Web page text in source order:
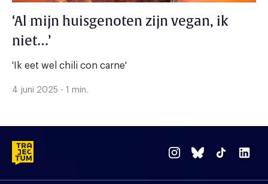
‘Al mijn huisgenoten zijn vegan, ik
niet…’
'Ik eet wel chili con carne'
4 juni 2025 - 1 min.